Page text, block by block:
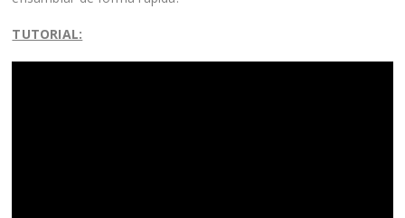
TUTORIAL: